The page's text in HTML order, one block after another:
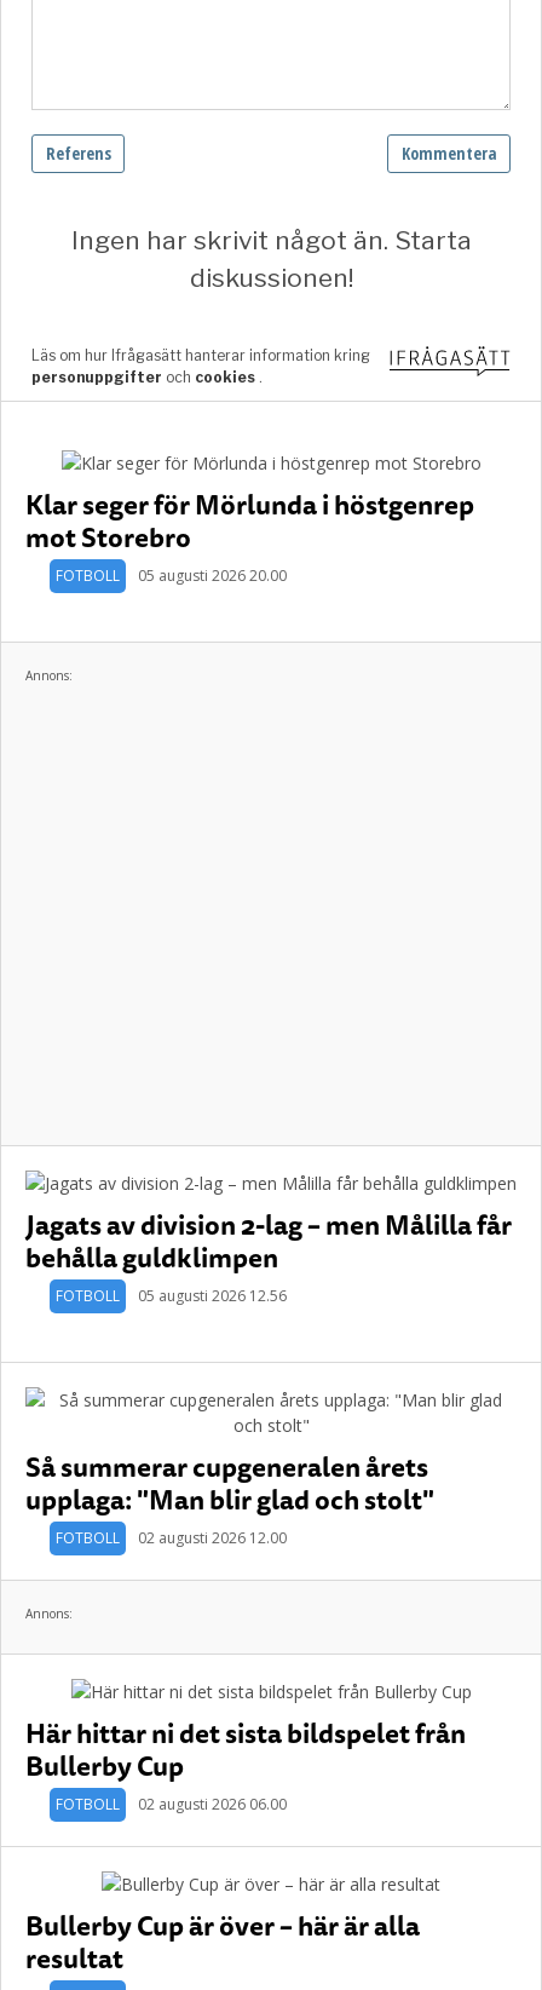
Klar seger för Mörlunda i höstgenrep
mot Storebro
FOTBOLL 05 augusti 2026 20.00
Annons:
Jagats av division 2-lag – men Målilla får
behålla guldklimpen
FOTBOLL 05 augusti 2026 12.56
Så summerar cupgeneralen årets
upplaga: "Man blir glad och stolt"
FOTBOLL 02 augusti 2026 12.00
Annons:
Här hittar ni det sista bildspelet från
Bullerby Cup
FOTBOLL 02 augusti 2026 06.00
Bullerby Cup är över – här är alla
resultat